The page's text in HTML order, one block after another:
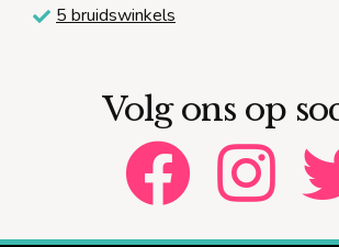
5 bruidswinkels
Volg ons op